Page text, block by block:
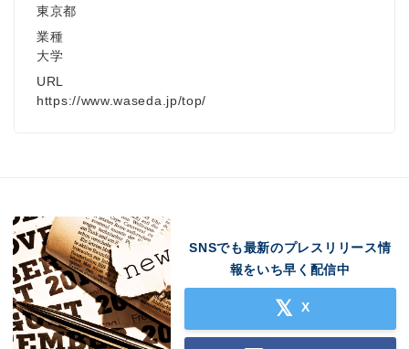
東京都
業種
大学
URL
https://www.waseda.jp/top/
SNSでも最新のプレスリリース情
報をいち早く配信中
X